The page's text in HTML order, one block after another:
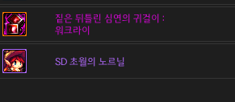
짙은 뒤틀린 심연의 귀걸이 :
워크라이
SD 초월의 노르닐